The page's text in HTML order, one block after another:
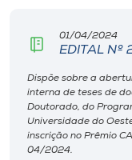
Editora
Rádio
Museu
01/04/2024
EDITAL
Dispõe sobre a
interna de teses de
Doutorado, do
Universidade do
inscrição no Prêmio
04/2024.